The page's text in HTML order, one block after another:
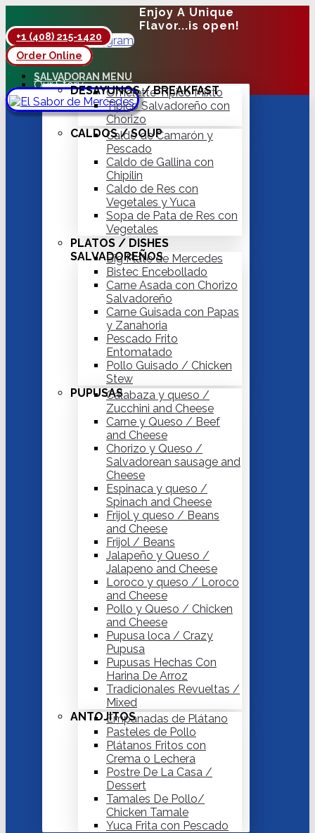
Enjoy A Unique
Flavor...is open!
Facebook
Instagram
Hot Delivery
Our Story
Contact
+1 (408) 215-1420
Order Online
SALVADORAN MENU
DESAYUNOS / BREAKFAST
Omelette Típico Mixto
Típico Salvadoreño con
Chorizo
CALDOS / SOUP
Caldo de Camarón y
Pescado
Caldo de Gallina con
Chipilin
Caldo de Res con
Vegetales y Yuca
Sopa de Pata de Res con
Vegetales
PLATOS / DISHES
SALVADOREÑOS
Big Plate de Mercedes
Bistec Encebollado
Carne Asada con Chorizo
Salvadoreño
Carne Guisada con Papas
y Zanahoria
Pescado Frito
Entomatado
Pollo Guisado / Chicken
Stew
PUPUSASCalabaza y queso /
Zucchini and Cheese
Carne y Queso / Beef
and Cheese
Chorizo y Queso /
Salvadorean sausage and
Cheese
Espinaca y queso /
Spinach and Cheese
Frijol y queso / Beans
and Cheese
Frijol / Beans
Jalapeño y Queso /
Jalapeno and Cheese
Loroco y queso / Loroco
and Cheese
Pollo y Queso / Chicken
and Cheese
Pupusa loca / Crazy
Pupusa
Pupusas Hechas Con
Harina De Arroz
Tradicionales Revueltas /
Mixed
ANTOJITOSEmpanadas de Plátano
Pasteles de Pollo
Plátanos Fritos con
Crema o Lechera
Postre De La Casa /
Dessert
Tamales De Pollo/
Chicken Tamale
Yuca Frita con Pescado